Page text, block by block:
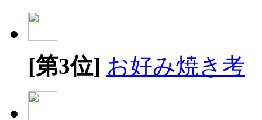
[第3位] お好み焼き考